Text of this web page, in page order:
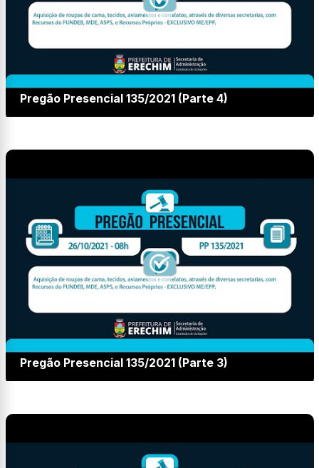
Pregão Presencial 135/2021 (Parte 4)
Pregão Presencial 135/2021 (Parte 3)